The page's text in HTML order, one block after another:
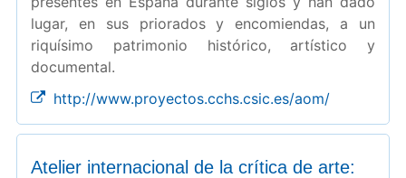
lugar, en sus priorados y encomiendas, a un
riquísimo patrimonio histórico, artístico y
documental.
http://www.proyectos.cchs.csic.es/aom/
Atelier internacional de la crítica de arte: